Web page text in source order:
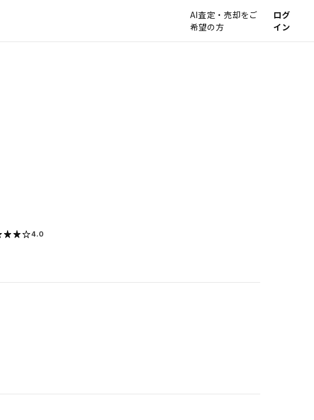
AI査定・売却をご
希望の方
ログ
イン
4.0